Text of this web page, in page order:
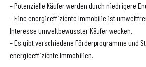
– Potenzielle Käufer werden durch niedrigere
– Eine energieeffiziente Immobilie ist
Interesse umweltbewusster Käufer wecken.
– Es gibt verschiedene Förderprogramme und
energieeffiziente Immobilien.